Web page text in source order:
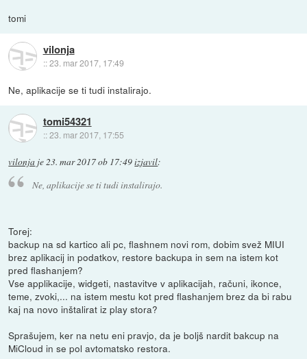
tomi
vilonja
::23. mar 2017, 17:49
Ne, aplikacije se ti tudi instalirajo.
tomi54321
::23. mar 2017, 17:55
vilonja je23. mar 2017 ob 17:49izjavil:
Ne, aplikacije se ti tudi instalirajo.
Torej:
backup na sd kartico ali pc, flashnem novi rom, dobim svež MIUI
brez aplikacij in podatkov, restore backupa in sem na istem kot
pred flashanjem?
Vse applikacije, widgeti, nastavitve v aplikacijah, računi, ikonce,
teme, zvoki,... na istem mestu kot pred flashanjem brez da bi rabu
kaj na novo inštalirat iz play stora?
Sprašujem, ker na netu eni pravjo, da je boljš nardit bakcup na
MiCloud in se pol avtomatsko restora.